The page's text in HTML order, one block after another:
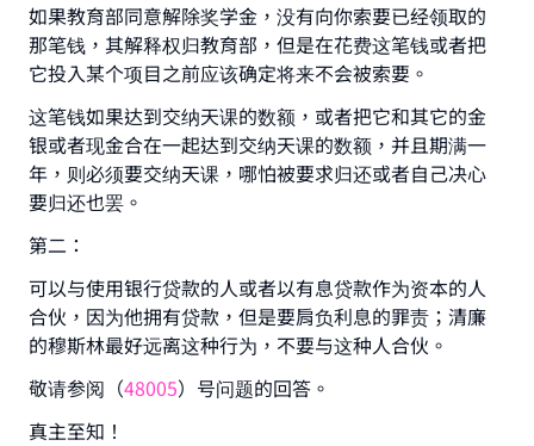
如果教育部同意解除奖学金，没有向你索要已经领取的
那笔钱，其解释权归教育部，但是在花费这笔钱或者把
它投入某个项目之前应该确定将来不会被索要。
这笔钱如果达到交纳天课的数额，或者把它和其它的金
银或者现金合在一起达到交纳天课的数额，并且期满一
年，则必须要交纳天课，哪怕被要求归还或者自己决心
要归还也罢。
第二：
可以与使用银行贷款的人或者以有息贷款作为资本的人
合伙，因为他拥有贷款，但是要肩负利息的罪责；清廉
的穆斯林最好远离这种行为，不要与这种人合伙。
敬请参阅（48005）号问题的回答。
真主至知！
Make an impact on millions of lives
with your contribution today
Your support is crucial for our mission.
The Prophet (ﷺ) said:
"A person who leads others to doing what is
good will earn the same reward as those who
(MUSLIM, 1893)
Support IslamQA